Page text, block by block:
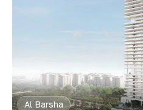
Al Barsha